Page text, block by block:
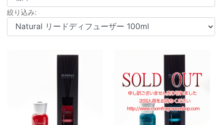
絞り込み: